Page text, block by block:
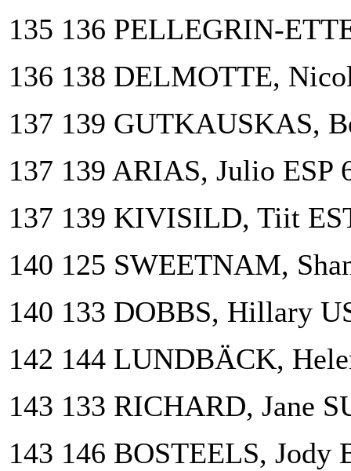
135 136 PELLEGRIN-
136 138 DELMOTTE,
137 139 GUTKAUSKAS,
137 139 ARIAS, Julio ESP
137 139 KIVISILD, Tiit
140 125 SWEETNAM,
140 133 DOBBS, Hillary
142 144 LUNDBÄCK,
143 133 RICHARD, Jane
143 146 BOSTEELS, Jody